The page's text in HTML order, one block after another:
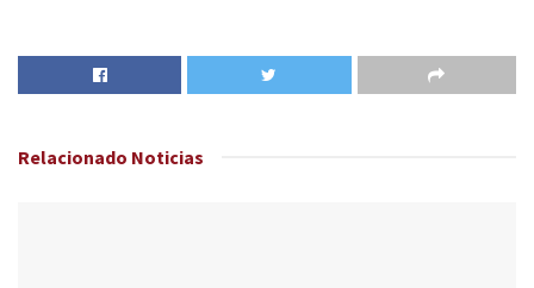
Relacionado Noticias